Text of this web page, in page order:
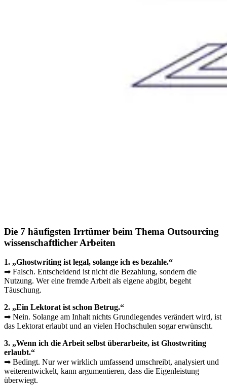
Die 7 häufigsten Irrtümer beim Thema Outsourcing
wissenschaftlicher Arbeiten
1. „Ghostwriting ist legal, solange ich es bezahle.“
➡ Falsch. Entscheidend ist nicht die Bezahlung, sondern die
Nutzung. Wer eine fremde Arbeit als eigene abgibt, begeht
Täuschung.
2. „Ein Lektorat ist schon Betrug.“
➡ Nein. Solange am Inhalt nichts Grundlegendes verändert wird, ist
das Lektorat erlaubt und an vielen Hochschulen sogar erwünscht.
3. „Wenn ich die Arbeit selbst überarbeite, ist Ghostwriting
erlaubt.“
➡ Bedingt. Nur wer wirklich umfassend umschreibt, analysiert und
weiterentwickelt, kann argumentieren, dass die Eigenleistung
überwiegt.